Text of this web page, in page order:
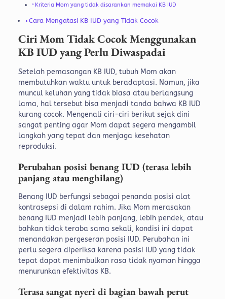
Kriteria Mom yang tidak disarankan memakai KB IUD
Cara Mengatasi KB IUD yang Tidak Cocok
Ciri Mom Tidak Cocok Menggunakan
KB IUD yang Perlu Diwaspadai
Setelah pemasangan KB IUD, tubuh Mom akan
membutuhkan waktu untuk beradaptasi. Namun, jika
muncul keluhan yang tidak biasa atau berlangsung
lama, hal tersebut bisa menjadi tanda bahwa KB IUD
kurang cocok. Mengenali ciri-ciri berikut sejak dini
sangat penting agar Mom dapat segera mengambil
langkah yang tepat dan menjaga kesehatan
reproduksi.
Perubahan posisi benang IUD (terasa lebih
panjang atau menghilang)
Benang IUD berfungsi sebagai penanda posisi alat
kontrasepsi di dalam rahim. Jika Mom merasakan
benang IUD menjadi lebih panjang, lebih pendek, atau
bahkan tidak teraba sama sekali, kondisi ini dapat
menandakan pergeseran posisi IUD. Perubahan ini
perlu segera diperiksa karena posisi IUD yang tidak
tepat dapat menimbulkan rasa tidak nyaman hingga
menurunkan efektivitas KB.
Terasa sangat nyeri di bagian bawah perut